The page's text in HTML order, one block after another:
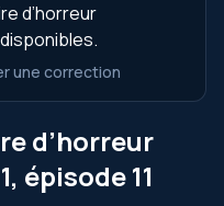
d’horreur
une correction
d’horreur
épisode 11